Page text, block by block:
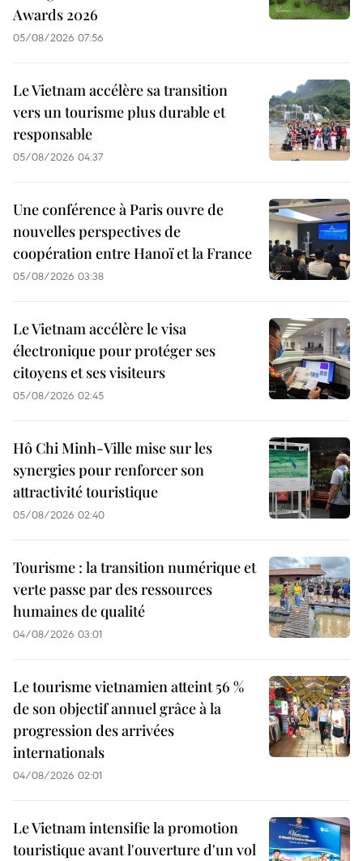
Awards 2026
05/08/2026 07:56
Le Vietnam accélère sa transition
vers un tourisme plus durable et
responsable
05/08/2026 04:37
Une conférence à Paris ouvre de
nouvelles perspectives de
coopération entre Hanoï et la France
05/08/2026 03:38
Le Vietnam accélère le visa
électronique pour protéger ses
citoyens et ses visiteurs
05/08/2026 02:45
Hô Chi Minh-Ville mise sur les
synergies pour renforcer son
attractivité touristique
05/08/2026 02:40
Tourisme : la transition numérique et
verte passe par des ressources
humaines de qualité
04/08/2026 03:01
Le tourisme vietnamien atteint 56 %
de son objectif annuel grâce à la
progression des arrivées
internationals
04/08/2026 02:01
Le Vietnam intensifie la promotion
touristique avant l'ouverture d'un vol